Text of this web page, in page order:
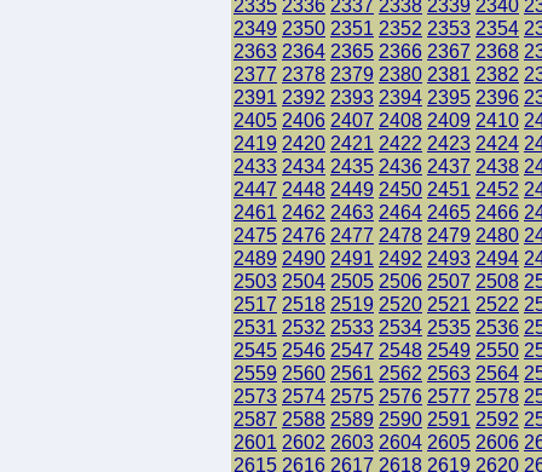
2335 2336 2337 2338 2339 2340
2349 2350 2351 2352 2353 2354
2363 2364 2365 2366 2367 2368
2377 2378 2379 2380 2381 2382
2391 2392 2393 2394 2395 2396
2405 2406 2407 2408 2409 2410
2419 2420 2421 2422 2423 2424
2433 2434 2435 2436 2437 2438
2447 2448 2449 2450 2451 2452
2461 2462 2463 2464 2465 2466
2475 2476 2477 2478 2479 2480
2489 2490 2491 2492 2493 2494
2503 2504 2505 2506 2507 2508
2517 2518 2519 2520 2521 2522
2531 2532 2533 2534 2535 2536
2545 2546 2547 2548 2549 2550
2559 2560 2561 2562 2563 2564
2573 2574 2575 2576 2577 2578
2587 2588 2589 2590 2591 2592
2601 2602 2603 2604 2605 2606
2615 2616 2617 2618 2619 2620